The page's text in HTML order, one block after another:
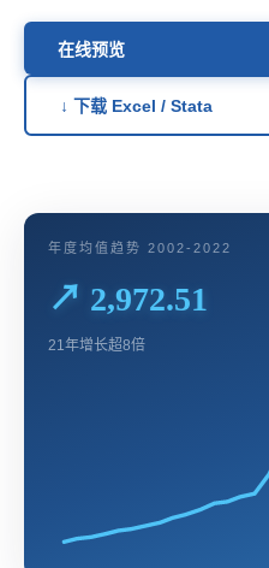
在线预览
↓ 下载 Excel / Stata
年度均值趋势 2002-2022
↗ 2,972.51
21年增长超8倍